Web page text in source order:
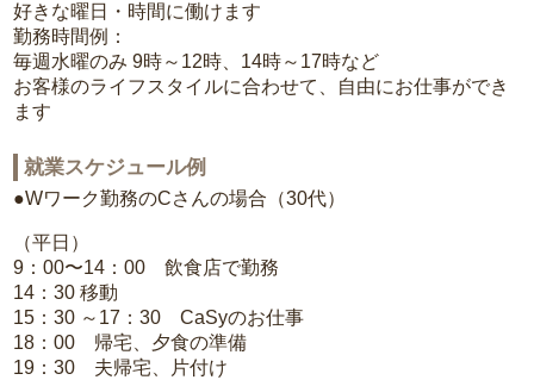
好きな曜日・時間に働けます
勤務時間例：
毎週水曜のみ 9時～12時、14時～17時など
お客様のライフスタイルに合わせて、自由にお仕事ができ
ます
就業スケジュール例
●Wワーク勤務のCさんの場合（30代）
（平日）
9：00〜14：00 飲食店で勤務
14：30 移動
15：30 ～17：30 CaSyのお仕事
18：00 帰宅、夕食の準備
19：30 夫帰宅、片付け